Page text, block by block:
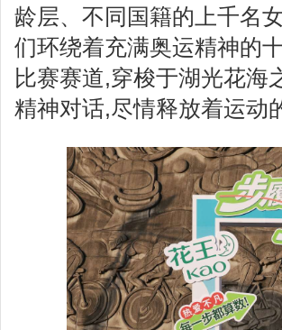
龄层、不同国籍的上千名
们环绕着充满奥运精神的
比赛赛道,穿梭于湖光花海
精神对话,尽情释放着运动